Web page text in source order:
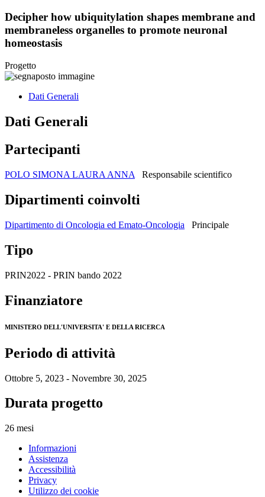
Decipher how ubiquitylation shapes membrane and
membraneless organelles to promote neuronal
homeostasis
Progetto
Dati Generali
Dati Generali
Partecipanti
POLO SIMONA LAURA ANNA Responsabile scientifico
Dipartimenti coinvolti
Dipartimento di Oncologia ed Emato-Oncologia Principale
Tipo
PRIN2022 - PRIN bando 2022
Finanziatore
MINISTERO DELL'UNIVERSITA' E DELLA RICERCA
Periodo di attività
Ottobre 5, 2023 - Novembre 30, 2025
Durata progetto
26 mesi
Informazioni
Assistenza
Accessibilità
Privacy
Utilizzo dei cookie